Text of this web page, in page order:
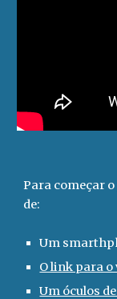
Para começar
de:
Um
O link para o
Um óculos